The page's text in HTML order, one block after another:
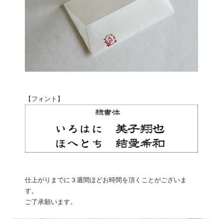
【フォント】
仕上がりまでに３週間ほどお時間を頂くことがございま
す。
ご了承願います。